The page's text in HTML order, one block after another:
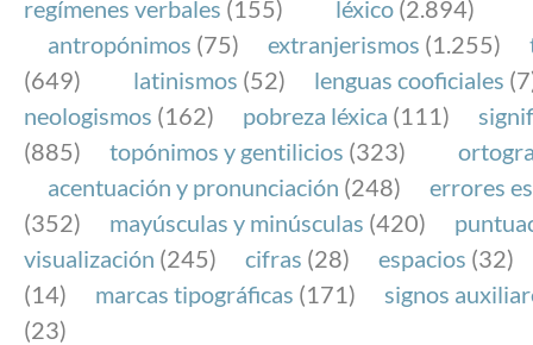
Internet.
regímenes verbales (155) léxico (2.894)
antropónimos (75) extranjerismos (1.255)
(649)
latinismos (52) lenguas cooficiales
neologismos (162) pobreza léxica (111)
(885)
topónimos y gentilicios (323)
acentuación y pronunciación (248)
errores
(352)
mayúsculas y minúsculas (420)
visualización (245) cifras (28) espacios (32)
(14)
marcas tipográficas (171)
signos
(23)